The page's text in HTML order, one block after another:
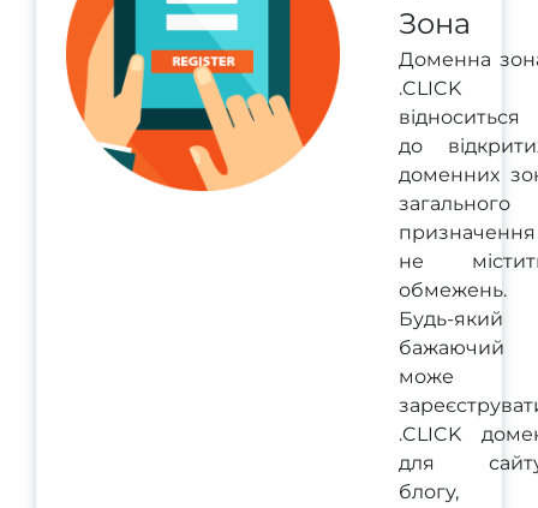
Зона
Доменна
.CLICK
відноситься
до
доменних
загального
призначення
не
обмежень.
Будь-який
бажаючий
може
.CLICK
для
блогу,